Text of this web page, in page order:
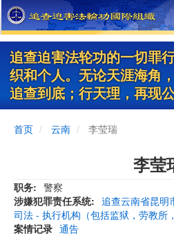
Skip
to
main
content
追查迫害法轮功的一切罪
织和个人。无论天涯海角
追查到底；行天理，再现
首页 云南 李莹瑞
李莹
职务
警察
涉嫌犯罪责任系统
司法 - 执行机构（包括监狱，劳教所
案情记录
追查云南省昆明
通告